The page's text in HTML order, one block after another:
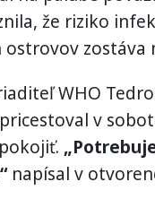
že riziko
ostrovov zostáva
WHO
v
napísal v